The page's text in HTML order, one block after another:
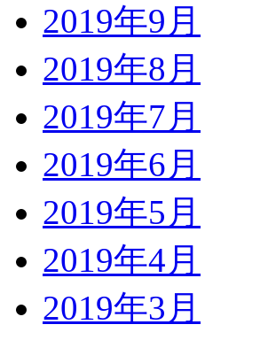
2019年9月
2019年8月
2019年7月
2019年6月
2019年5月
2019年4月
2019年3月